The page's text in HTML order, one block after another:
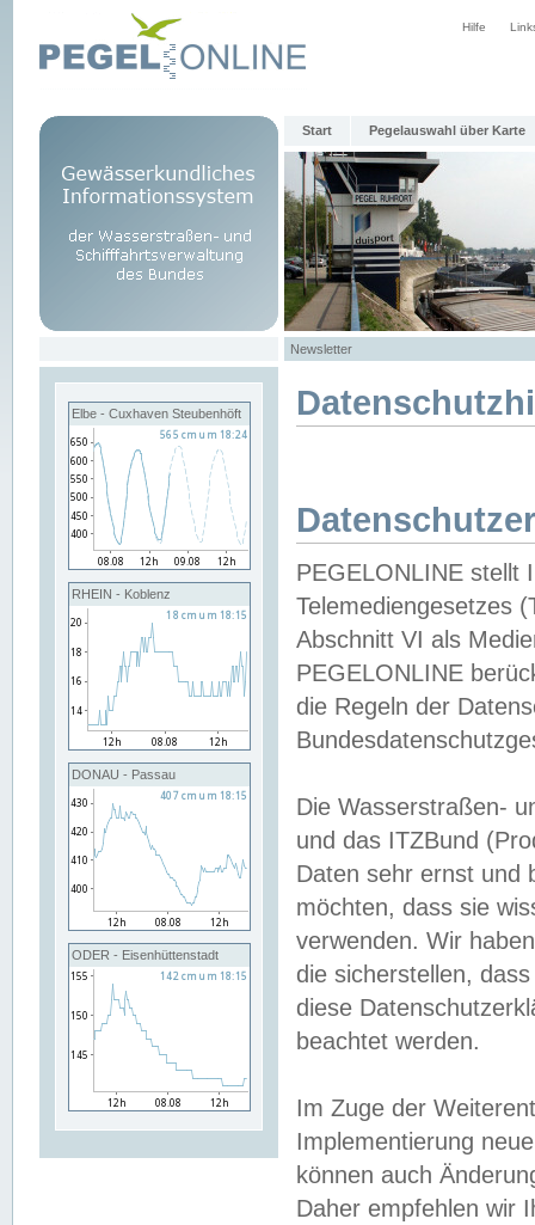
Hilfe
Start Pegelauswahl über Karte
Newsletter
Elbe - Cuxhaven Steubenhöft
RHEIN - Koblenz
DONAU - Passau
ODER - Eisenhüttenstadt
PEGELONLINE stellt
Telemediengesetzes
Abschnitt VI als
PEGELONLINE
die Regeln der
Die Wasserstraßen-
und das ITZBund
Daten sehr ernst und
möchten, dass sie
verwenden. Wir
die sicherstellen,
diese
beachtet werden.
Im Zuge der
Implementierung
können auch
Daher empfehlen wir